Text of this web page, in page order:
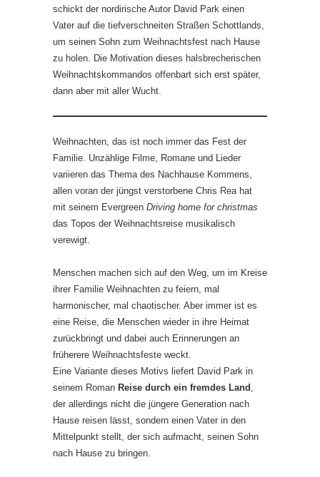
schickt der nordirische Autor David Park einen
Vater auf die tiefverschneiten Straßen Schottlands,
um seinen Sohn zum Weihnachtsfest nach Hause
zu holen. Die Motivation dieses halsbrecherischen
Weihnachtskommandos offenbart sich erst später,
dann aber mit aller Wucht.
Weihnachten, das ist noch immer das Fest der
Familie. Unzählige Filme, Romane und Lieder
variieren das Thema des Nachhause Kommens,
allen voran der jüngst verstorbene Chris Rea hat
mit seinem Evergreen Driving home for christmas
das Topos der Weihnachtsreise musikalisch
verewigt.
Menschen machen sich auf den Weg, um im Kreise
ihrer Familie Weihnachten zu feiern, mal
harmonischer, mal chaotischer. Aber immer ist es
eine Reise, die Menschen wieder in ihre Heimat
zurückbringt und dabei auch Erinnerungen an
früherere Weihnachtsfeste weckt.
Eine Variante dieses Motivs liefert David Park in
seinem Roman Reise durch ein fremdes Land
der allerdings nicht die jüngere Generation nach
Hause reisen lässt, sondern einen Vater in den
Mittelpunkt stellt, der sich aufmacht, seinen Sohn
nach Hause zu bringen.